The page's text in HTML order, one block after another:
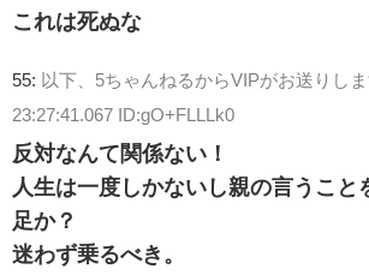
これは死ぬな
55: 以下、5ちゃんねるからVIPがお送りし
23:27:41.067 ID:gO+FLLLk0
反対なんて関係ない！
人生は一度しかないし親の言うこと
足か？
迷わず乗るべき。